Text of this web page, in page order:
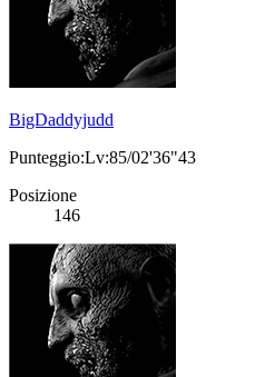
BigDaddyjudd
Punteggio:Lv:85/02'36"43
Posizione
146